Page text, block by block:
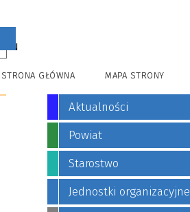
EN
STRONA GŁÓWNA MAPA STRONY
Aktualności
Powiat
Starostwo
Jednostki organizacyjne